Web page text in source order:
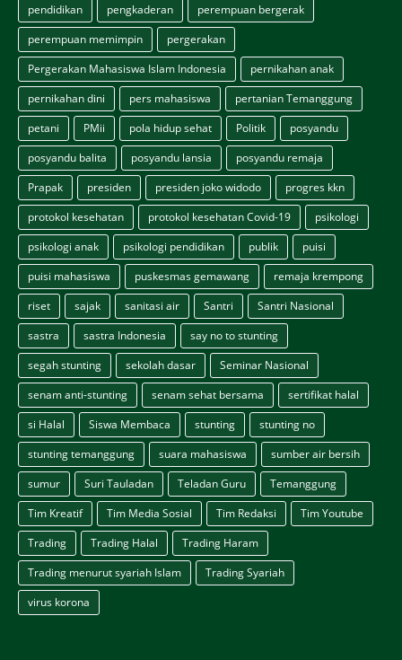
pendidikan
pengkaderan
perempuan bergerak
perempuan memimpin
pergerakan
Pergerakan Mahasiswa Islam Indonesia
pernikahan anak
pernikahan dini
pers mahasiswa
pertanian Temanggung
petani
PMii pola hidup sehat Politik
posyandu
posyandu balita
posyandu lansia
posyandu remaja
Prapak
presiden presiden joko widodo
progres kkn
protokol kesehatan
protokol kesehatan Covid-19
psikologi
psikologi anak
psikologi pendidikan publik
puisi
puisi mahasiswa
puskesmas gemawang
remaja krempong
riset
sajak sanitasi air Santri
Santri Nasional
sastra
sastra Indonesia
say no to stunting
segah stunting
sekolah dasar
Seminar Nasional
senam anti-stunting
senam sehat bersama
sertifikat halal
si Halal
Siswa Membaca stunting
stunting no
stunting temanggung
suara mahasiswa
sumber air bersih
sumur
Suri Tauladan Teladan Guru
Temanggung
Tim Kreatif
Tim Media Sosial Tim Redaksi
Tim Youtube
Trading
Trading Halal
Trading Haram
Trading menurut syariah Islam
Trading Syariah
virus korona